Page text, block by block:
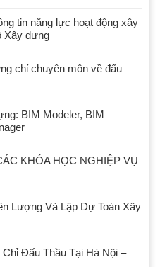
tin năng lực hoạt động xây
Xây dựng
chỉ chuyên môn về đấu
BIM Modeler, BIM
KHÓA HỌC NGHIỆP VỤ
Lượng Và Lập Dự Toán Xây
Đấu Thầu Tại Hà Nội –